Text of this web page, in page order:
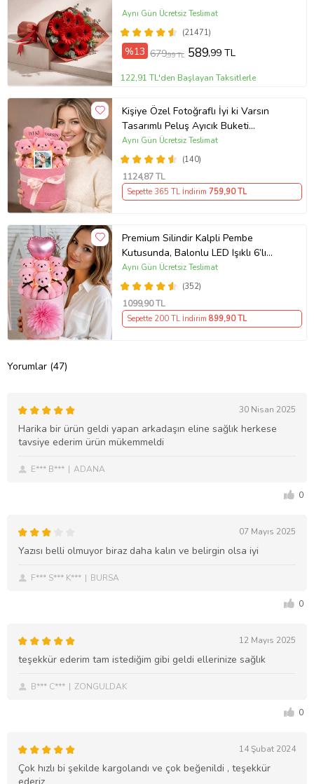
(21471)
Aynı Gün Ücretsiz Teslimat
%13 679,99 TL 589,99 TL
122,91 TL'den Başlayan Taksitlerle
Kişiye Özel Fotoğraflı İyi ki Varsın
Tasarımlı Peluş Ayıcık Buketi
(Pembe)
(140)
Aynı Gün Ücretsiz Teslimat
1124,87 TL
Sepette 365 TL İndirim 759,90 TL
Premium Silindir Kalpli Pembe
Kutusunda, Balonlu LED Işıklı 6’lı
Pembe Ayıcık Buketi Arkadaşa
Sevgiliye Hediye
(352)
Aynı Gün Ücretsiz Teslimat
1099,90 TL
Sepette 200 TL İndirim 899,90 TL
Yorumlar (47)
30 Nisan 2025
Harika bir ürün geldi yapan arkadaşın eline sağlık herkese
tavsiye ederim ürün mükemmeldi
E*** B*** ADANA
0
07 Mayıs 2025
Yazısı belli olmuyor biraz daha kalın ve belirgin olsa iyi
F*** S*** K*** BURSA
0
12 Mayıs 2025
teşekkür ederim tam istediğim gibi geldi ellerinize sağlık
B*** C*** ZONGULDAK
0
14 Şubat 2024
Çok hızlı bi şekilde kargolandı ve çok beğenildi , teşekkür
ederiz